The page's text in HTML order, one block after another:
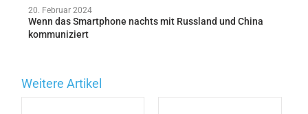
20. Februar 2024
Wenn das Smartphone nachts mit Russland und China
kommuniziert
Weitere Artikel